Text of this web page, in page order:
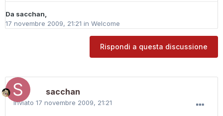
Da sacchan,
17 novembre 2009, 21:21 in Welcome
Rispondi a questa discussione
sacchan
Inviato 17 novembre 2009, 21:21